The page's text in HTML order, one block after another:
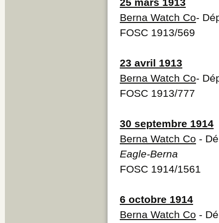
Berna Watch Co-
FOSC 1913/569
23 avril 1913
Berna Watch Co-
FOSC 1913/777
30 septembre 1914
Berna Watch Co -
Eagle-Berna
FOSC 1914/1561
6 octobre 1914
Berna Watch Co -